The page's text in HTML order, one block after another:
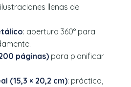
llenas de
: apertura 360° para
páginas) para planificar
(15,3 × 20,2 cm): práctica,